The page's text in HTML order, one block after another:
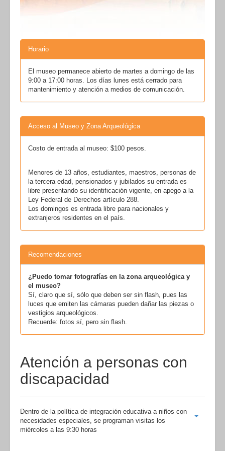
Horario
El museo permanece abierto de martes a domingo de las
9:00 a 17:00 horas. Los días lunes está cerrado para
mantenimiento y atención a medios de comunicación.
Acceso al Museo y Zona Arqueológica
Costo de entrada al museo: $100 pesos.
Menores de 13 años, estudiantes, maestros, personas de
la tercera edad, pensionados y jubilados su entrada es
libre presentando su identificación vigente, en apego a la
Ley Federal de Derechos artículo 288.
Los domingos es entrada libre para nacionales y
extranjeros residentes en el país.
Recomendaciones
¿Puedo tomar fotografías en la zona arqueológica y
el museo?
Sí, claro que sí, sólo que deben ser sin flash, pues las
luces que emiten las cámaras pueden dañar las piezas o
vestigios arqueológicos.
Recuerde: fotos sí, pero sin flash.
Atención a personas con
discapacidad
Dentro de la política de integración educativa a niños con
necesidades especiales, se programan visitas los
miércoles a las 9:30 horas